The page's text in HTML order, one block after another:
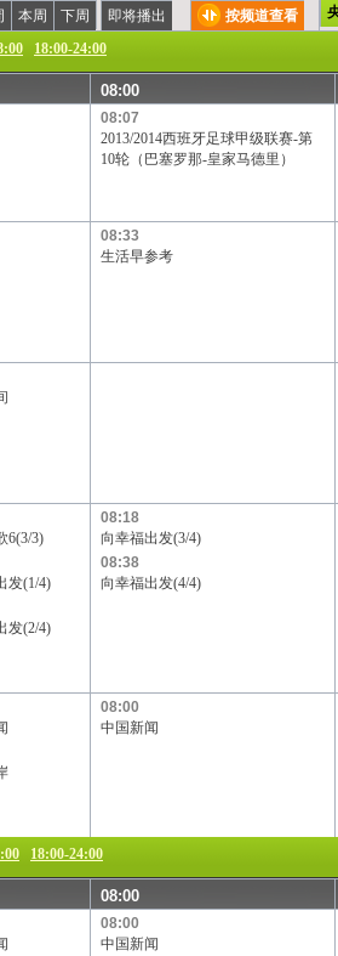
怀旧剧场
国防军事
CCTV-电影
英语辅导
游戏竞技
中学生频道
CCTV-靓妆
留学世界
青年学苑
湖北卫视
旅游卫视
贵州卫视
本周 下周 即将播出 按频道查看
18:00-24:00
08:00
08:07
2013/2014西班牙足球甲级联赛-第
10轮（巴塞罗那-皇家马德里）
08:33
生活早参考
6(3/3)
发(1/4)
发(2/4)
08:18
向幸福出发(3/4)
08:38
向幸福出发(4/4)
08:00
中国新闻
18:00-24:00
08:00
08:00
中国新闻